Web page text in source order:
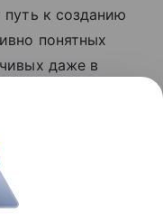
к созданию
понятных
даже в
и песка.